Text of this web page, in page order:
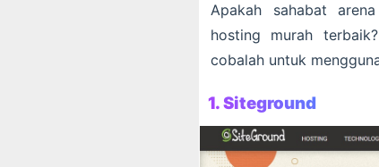
Apakah sahabat
hosting murah
cobalah untuk
1. Siteground